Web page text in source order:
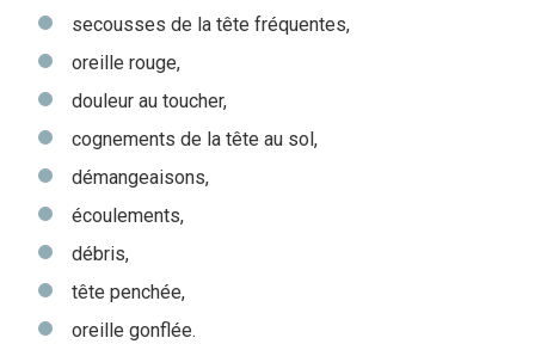
secousses de la tête fréquentes,
oreille rouge,
douleur au toucher,
cognements de la tête au sol,
démangeaisons,
écoulements,
débris,
tête penchée,
oreille gonflée.